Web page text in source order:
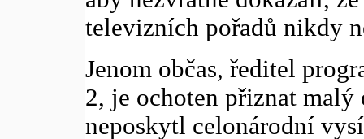
televizních pořadů nikdy
Jenom občas, ředitel
2, je ochoten přiznat
neposkytl celonárodní